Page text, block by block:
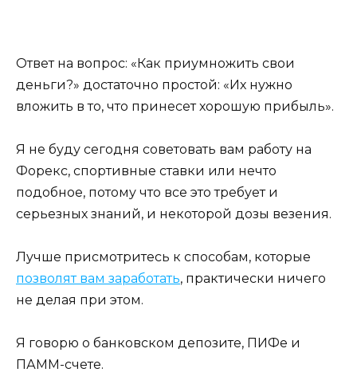
Ответ на вопрос: «Как приумножить свои
деньги?» достаточно простой: «Их нужно
вложить в то, что принесет хорошую прибыль».
Я не буду сегодня советовать вам работу на
Форекс, спортивные ставки или нечто
подобное, потому что все это требует и
серьезных знаний, и некоторой дозы везения.
Лучше присмотритесь к способам, которые
позволят вам заработать, практически ничего
не делая при этом.
Я говорю о банковском депозите, ПИФе и
ПАММ-счете.